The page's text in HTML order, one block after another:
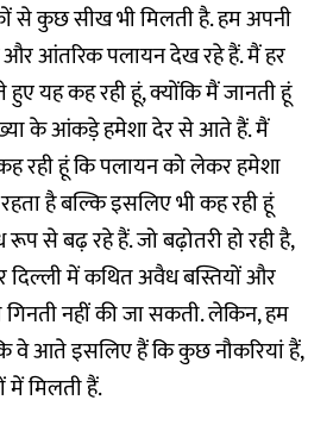
से कुछ सीख भी मिलती है. हम अपनी
और आंतरिक पलायन देख रहे हैं. मैं हर
यह कह रही हूं, क्योंकि मैं जानती हूं
के आंकड़े हमेशा देर से आते हैं. मैं
रही हूं कि पलायन को लेकर हमेशा
है बल्कि इसलिए भी कह रही हूं
से बढ़ रहे हैं. जो बढ़ोतरी हो रही है,
दिल्ली में कथित अवैध बस्तियों और
गिनती नहीं की जा सकती. लेकिन, हम
वे आते इसलिए हैं कि कुछ नौकरियां हैं,
में मिलती हैं.